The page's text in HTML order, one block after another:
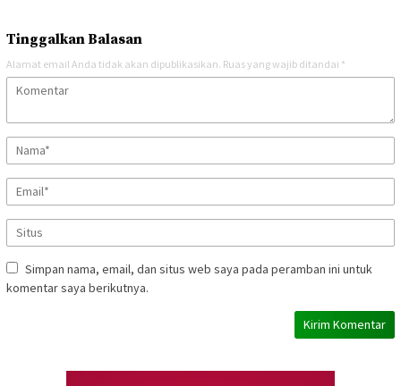
Tinggalkan Balasan
Alamat email Anda tidak akan dipublikasikan. Ruas yang wajib ditandai *
Simpan nama, email, dan situs web saya pada peramban ini untuk
komentar saya berikutnya.